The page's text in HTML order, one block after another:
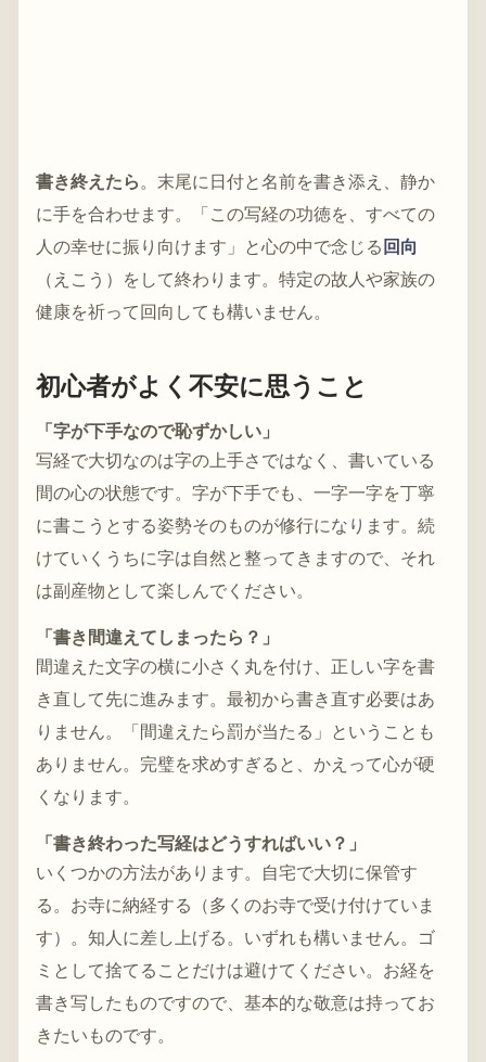
書き終えたら 。末尾に日付と名前を書き添え、静か
に手を合わせます。「この写経の功徳を、すべての
人の幸せに振り向けます」と心の中で念じる 回向
（えこう）をして終わります。特定の故人や家族の
健康を祈って回向しても構いません。
初心者がよく不安に思うこと
「字が下手なので恥ずかしい」
写経で大切なのは字の上手さではなく、書いている
間の心の状態です。字が下手でも、一字一字を丁寧
に書こうとする姿勢そのものが修行になります。続
けていくうちに字は自然と整ってきますので、それ
は副産物として楽しんでください。
「書き間違えてしまったら？」
間違えた文字の横に小さく丸を付け、正しい字を書
き直して先に進みます。最初から書き直す必要はあ
りません。「間違えたら罰が当たる」ということも
ありません。完璧を求めすぎると、かえって心が硬
くなります。
「書き終わった写経はどうすればいい？」
いくつかの方法があります。自宅で大切に保管す
る。お寺に納経する（多くのお寺で受け付けていま
す）。知人に差し上げる。いずれも構いません。ゴ
ミとして捨てることだけは避けてください。お経を
書き写したものですので、基本的な敬意は持ってお
きたいものです。